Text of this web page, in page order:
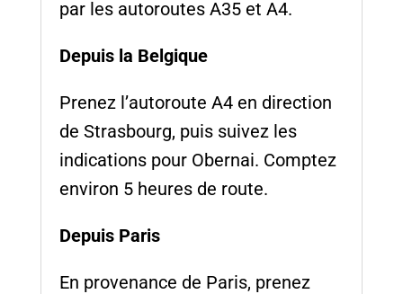
par les autoroutes A35 et A4.
Depuis la Belgique
Prenez l’autoroute A4 en direction
de Strasbourg, puis suivez les
indications pour Obernai. Comptez
environ 5 heures de route.
Depuis Paris
En provenance de Paris, prenez